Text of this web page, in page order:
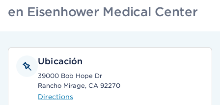
en Eisenhower Medical Center
Ubicación
39000 Bob Hope Dr
Rancho Mirage, CA 92270
Directions